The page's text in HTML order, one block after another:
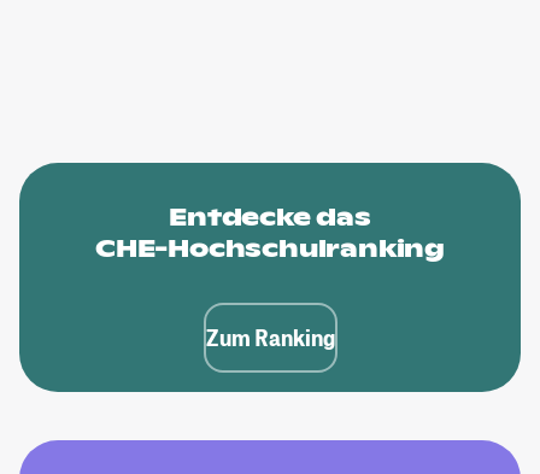
Entdecke das
CHE-Hochschulranking
Zum Ranking